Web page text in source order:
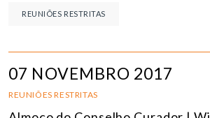
REUNIÕES RESTRITAS
07 NOVEMBRO 2017
REUNIÕES RESTRITAS